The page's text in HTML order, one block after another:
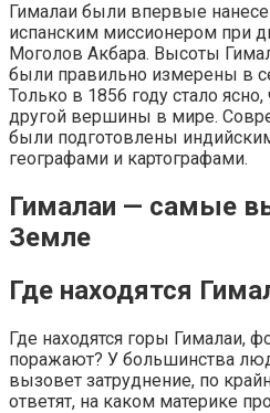
Гималаи были впервые
испанским миссионером при
Моголов Акбара. Высоты
были правильно измерены в
Только в 1856 году стало
другой вершины в мире.
были подготовлены
географами и картографами.
Гималаи — самые
Земле
Где находятся
Где находятся горы Гималаи,
поражают? У большинства
вызовет затруднение, по
ответят, на каком материке